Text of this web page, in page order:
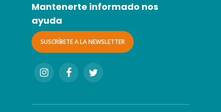
Mantenerte informado nos
ayuda
SUSCRÍBETE A LA NEWSLETTER